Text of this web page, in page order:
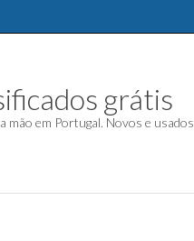
grátis
mão em Portugal. Novos e usados